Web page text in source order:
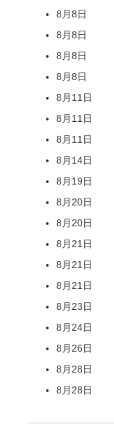
8月8日
8月8日
8月8日
8月8日
8月11日
8月11日
8月11日
8月14日
8月19日
8月20日
8月20日
8月21日
8月21日
8月21日
8月23日
8月24日
8月26日
8月28日
8月28日